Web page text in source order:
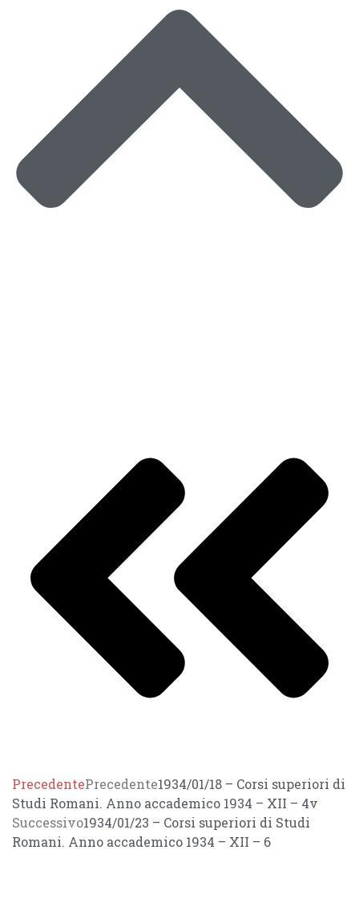
PrecedentePrecedente1934/01/18 – Corsi superiori di
Studi Romani. Anno accademico 1934 – XII – 4v
Successivo1934/01/23 – Corsi superiori di Studi
Romani. Anno accademico 1934 – XII – 6